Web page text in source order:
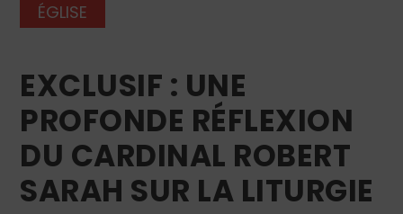
ÉGLISE
EXCLUSIF : UNE
PROFONDE RÉFLEXION
DU CARDINAL ROBERT
SARAH SUR LA LITURGIE